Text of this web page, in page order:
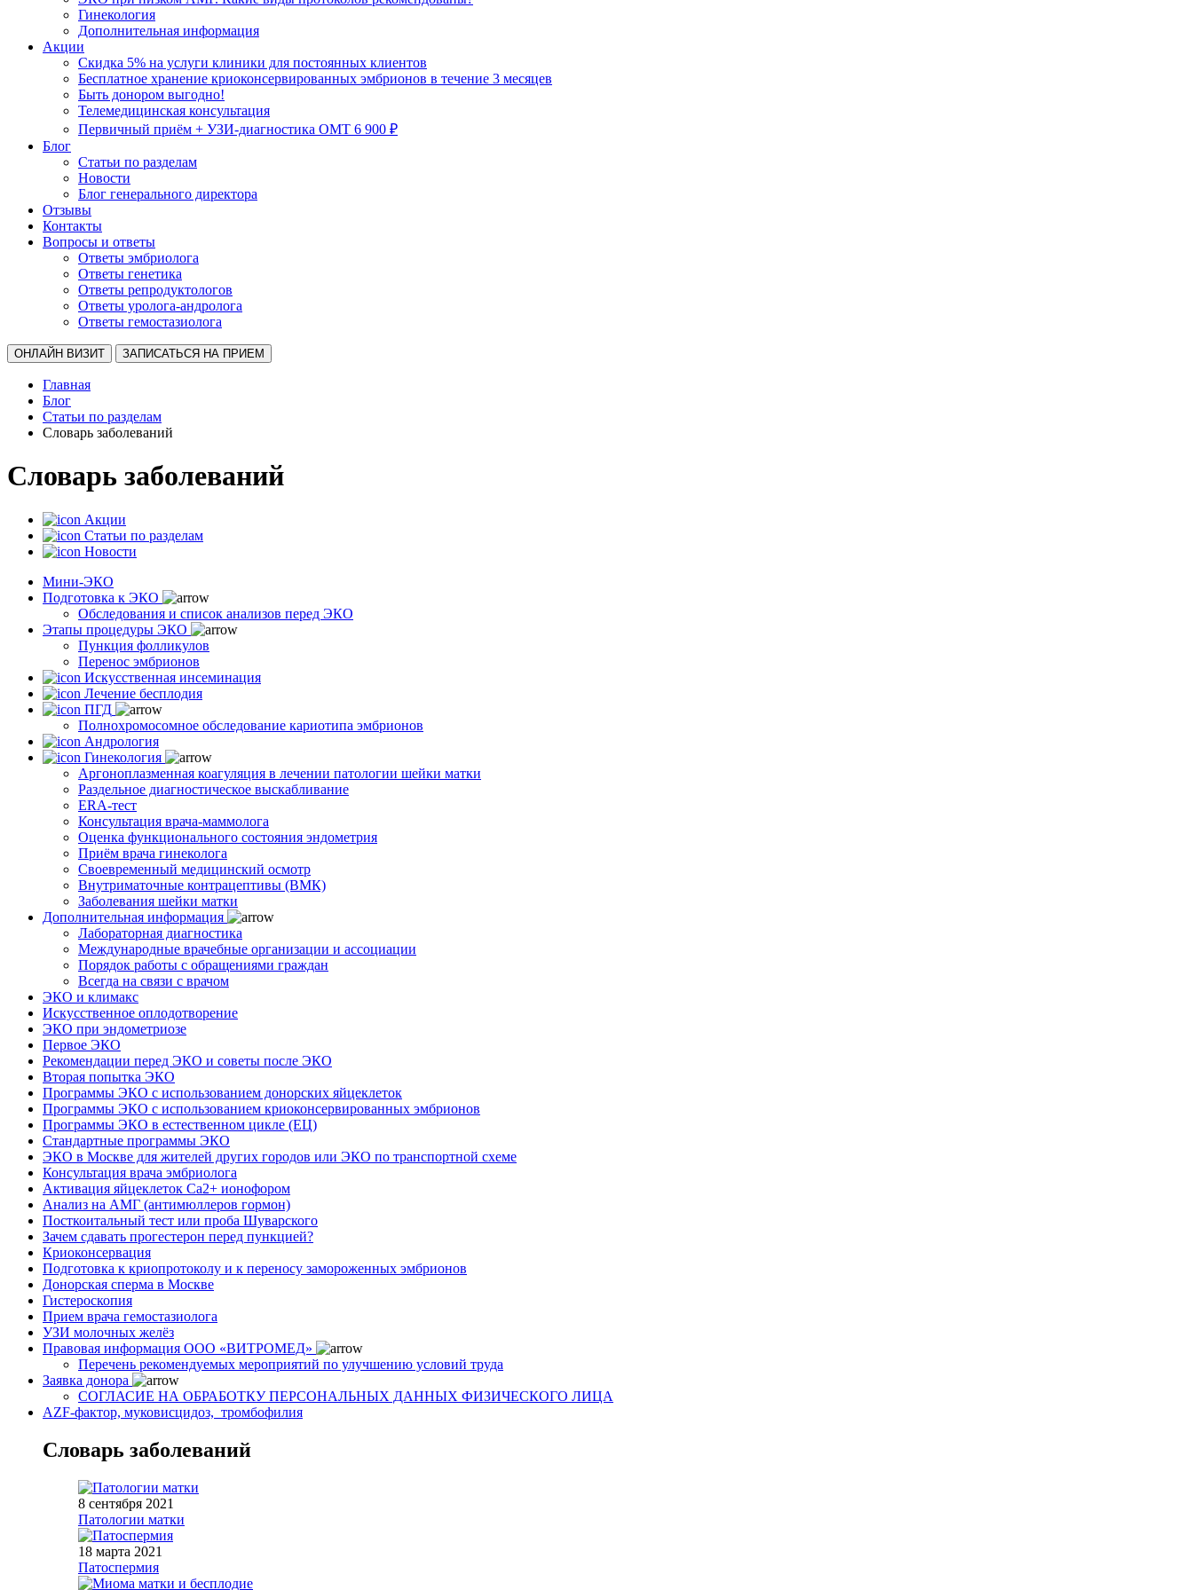
Гинекология
Дополнительная информация
Акции
Скидка 5% на услуги клиники для постоянных клиентов
Бесплатное хранение криоконсервированных эмбрионов в течение 3 месяцев
Быть донором выгодно!
Телемедицинская консультация
Первичный приём + УЗИ-диагностика ОМТ 6 900 ₽
Блог
Статьи по разделам
Новости
Блог генерального директора
Отзывы
Контакты
Вопросы и ответы
Ответы эмбриолога
Ответы генетика
Ответы репродуктологов
Ответы уролога-андролога
Ответы гемостазиолога
ОНЛАЙН ВИЗИТ ЗАПИСАТЬСЯ НА ПРИЕМ
Главная
Блог
Статьи по разделам
Словарь заболеваний
Словарь заболеваний
Акции
Статьи по разделам
Новости
Мини-ЭКО
Подготовка к ЭКО
Обследования и список анализов перед ЭКО
Этапы процедуры ЭКО
Пункция фолликулов
Перенос эмбрионов
Искусственная инсеминация
Лечение бесплодия
ПГД
Полнохромосомное обследование кариотипа эмбрионов
Андрология
Гинекология
Аргоноплазменная коагуляция в лечении патологии шейки матки
Раздельное диагностическое выскабливание
ERA-тест
Консультация врача-маммолога
Оценка функционального состояния эндометрия
Приём врача гинеколога
Своевременный медицинский осмотр
Внутриматочные контрацептивы (ВМК)
Заболевания шейки матки
Дополнительная информация
Лабораторная диагностика
Международные врачебные организации и ассоциации
Порядок работы с обращениями граждан
Всегда на связи с врачом
ЭКО и климакс
Искусственное оплодотворение
ЭКО при эндометриозе
Первое ЭКО
Рекомендации перед ЭКО и советы после ЭКО
Вторая попытка ЭКО
Программы ЭКО с использованием донорских яйцеклеток
Программы ЭКО с использованием криоконсервированных эмбрионов
Программы ЭКО в естественном цикле (ЕЦ)
Стандартные программы ЭКО
ЭКО в Москве для жителей других городов или ЭКО по транспортной схеме
Консультация врача эмбриолога
Активация яйцеклеток Са2+ ионофором
Анализ на АМГ (антимюллеров гормон)
Посткоитальный тест или проба Шуварского
Зачем сдавать прогестерон перед пункцией?
Криоконсервация
Подготовка к криопротоколу и к переносу замороженных эмбрионов
Донорская сперма в Москве
Гистероскопия
Прием врача гемостазиолога
УЗИ молочных желёз
Правовая информация ООО «ВИТРОМЕД»
Перечень рекомендуемых мероприятий по улучшению условий труда
Заявка донора
СОГЛАСИЕ НА ОБРАБОТКУ ПЕРСОНАЛЬНЫХ ДАННЫХ ФИЗИЧЕСКОГО ЛИЦА
AZF-фактор, муковисцидоз, тромбофилия
Словарь заболеваний
8 сентября 2021
Патологии матки
18 марта 2021
Патоспермия